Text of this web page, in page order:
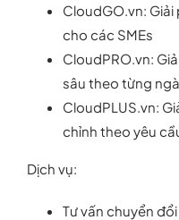
CloudGO.vn:
cho các SMEs
CloudPRO.vn:
sâu theo từng
CloudPLUS.vn:
chỉnh theo yêu
Dịch vụ:
Tư vấn chuyển